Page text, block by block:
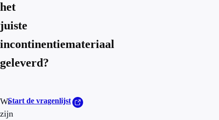
het
juiste
incontinentiemateriaal
geleverd?
We
zijn
Start de vragenlijst